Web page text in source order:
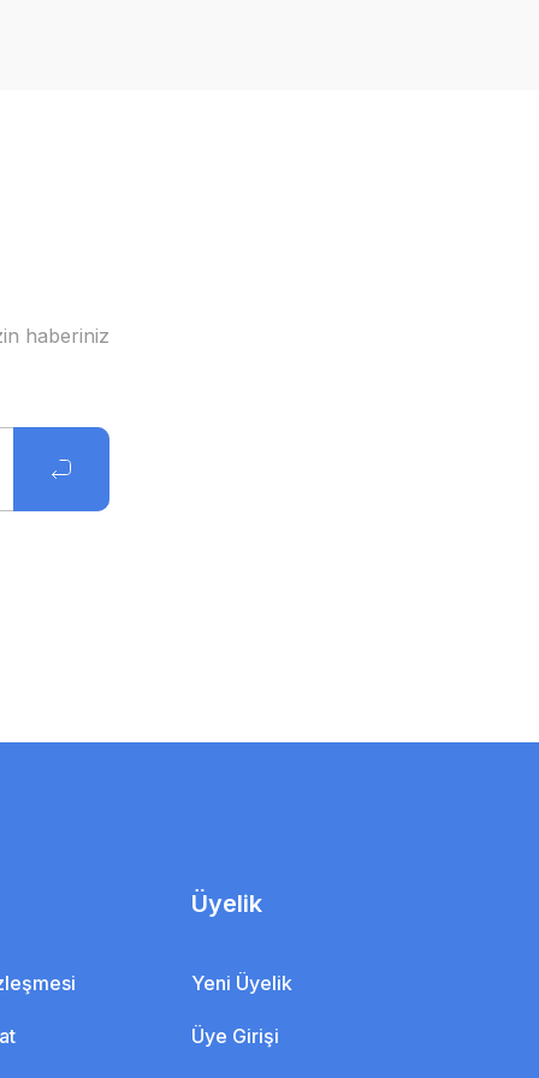
haberiniz
Üyelik
Yeni Üyelik
Üye Girişi